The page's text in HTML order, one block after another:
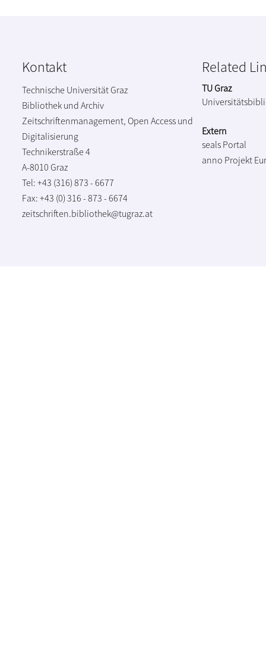
Kontakt
Technische Universität Graz
Bibliothek und Archiv
Zeitschriftenmanagement, Open Access und
Digitalisierung
Technikerstraße 4
A-8010 Graz
Tel: +43 (316) 873 - 6677
Fax: +43 (0) 316 - 873 - 6674
zeitschriften.bibliothek@tugraz.at
Related
TU Graz
Extern
seals Portal
anno Projekt